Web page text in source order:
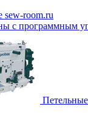
с программным
Петельные